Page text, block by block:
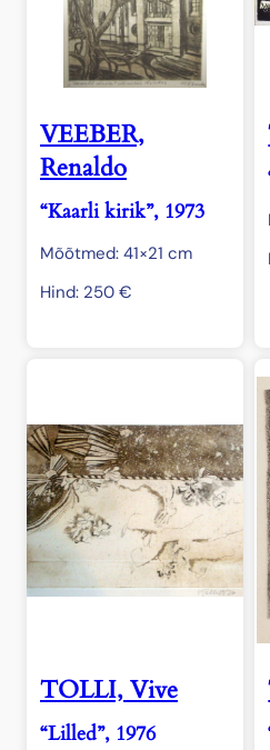
VEEBER,
Renaldo
“Kaarli kirik”, 1973
Mõõtmed: 41×21 cm
Hind: 250 €
TOLLI, Vive
“Lilled”, 1976